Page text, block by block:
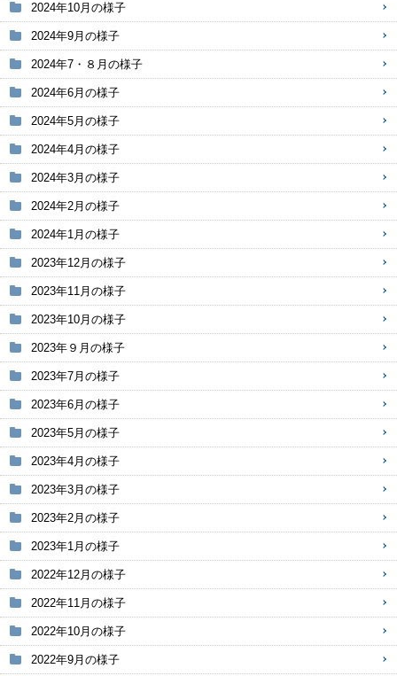
2024年10月の様子
2024年9月の様子
2024年7・８月の様子
2024年6月の様子
2024年5月の様子
2024年4月の様子
2024年3月の様子
2024年2月の様子
2024年1月の様子
2023年12月の様子
2023年11月の様子
2023年10月の様子
2023年９月の様子
2023年7月の様子
2023年6月の様子
2023年5月の様子
2023年4月の様子
2023年3月の様子
2023年2月の様子
2023年1月の様子
2022年12月の様子
2022年11月の様子
2022年10月の様子
2022年9月の様子